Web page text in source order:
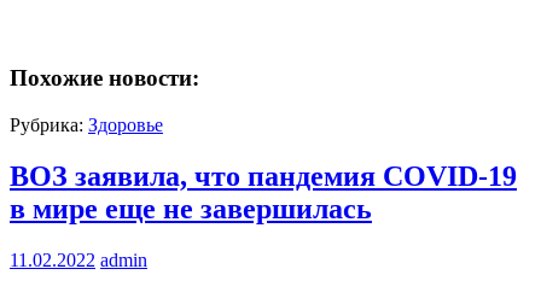
Похожие новости:
Рубрика: Здоровье
ВОЗ заявила, что пандемия COVID-19
в мире еще не завершилась
11.02.2022 admin